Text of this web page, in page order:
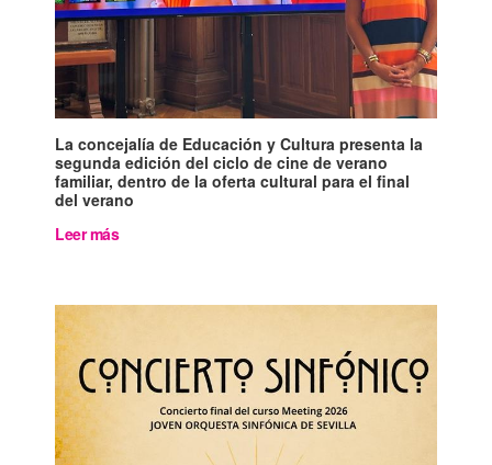
La concejalía de Educación y Cultura presenta la
segunda edición del ciclo de cine de verano
familiar, dentro de la oferta cultural para el final
del verano
Leer más